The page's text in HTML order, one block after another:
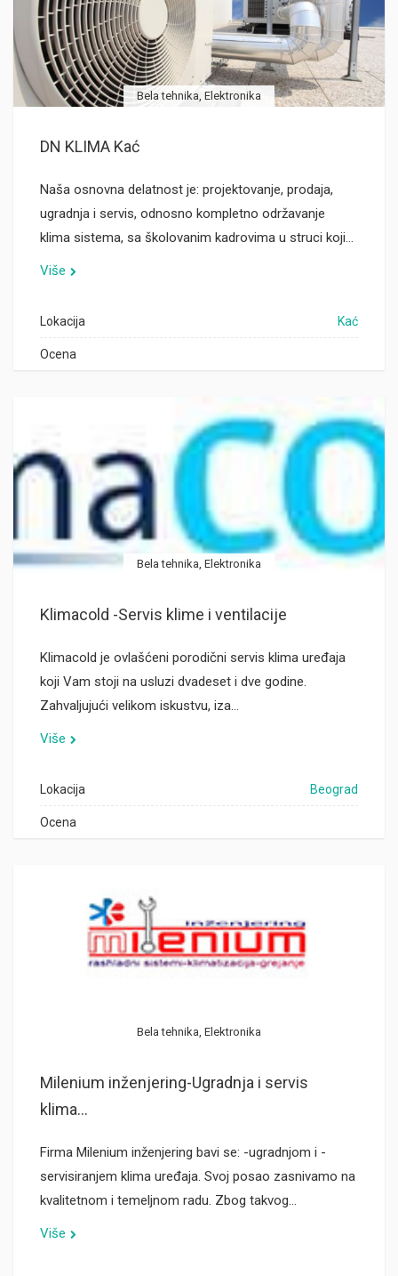
Bela tehnika, Elektronika
DN KLIMA Kać
Naša osnovna delatnost je: projektovanje, prodaja,
ugradnja i servis, odnosno kompletno održavanje
klima sistema, sa školovanim kadrovima u struci koji…
Više
Lokacija Kać
Ocena
Bela tehnika, Elektronika
Klimacold -Servis klime i ventilacije
Klimacold je ovlašćeni porodični servis klima uređaja
koji Vam stoji na usluzi dvadeset i dve godine.
Zahvaljujući velikom iskustvu, iza…
Više
Lokacija Beograd
Ocena
Bela tehnika, Elektronika
Milenium inženjering-Ugradnja i servis
klima...
Firma Milenium inženjering bavi se: -ugradnjom i -
servisiranjem klima uređaja. Svoj posao zasnivamo na
kvalitetnom i temeljnom radu. Zbog takvog…
Više